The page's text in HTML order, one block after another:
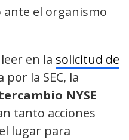
el organismo
en la solicitud de
por la SEC, la
NYSE
tanto acciones
lugar para